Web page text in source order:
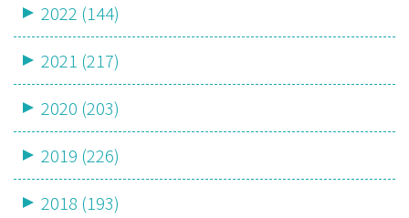
2022 (144)
2021 (217)
2020 (203)
2019 (226)
2018 (193)